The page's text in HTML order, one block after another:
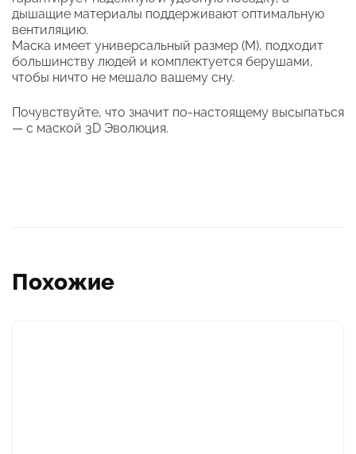
дышащие материалы поддерживают оптимальную
вентиляцию.
Маска имеет универсальный размер (M), подходит
большинству людей и комплектуется берушами,
чтобы ничто не мешало вашему сну.
Почувствуйте, что значит по-настоящему высыпаться
— с маской 3D Эволюция.
Похожие